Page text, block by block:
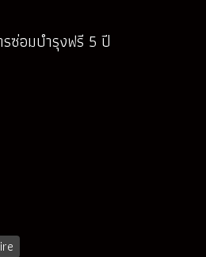
ซ่อมบำรุงฟรี 5 ปี